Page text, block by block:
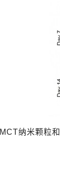
MCT纳米颗粒和